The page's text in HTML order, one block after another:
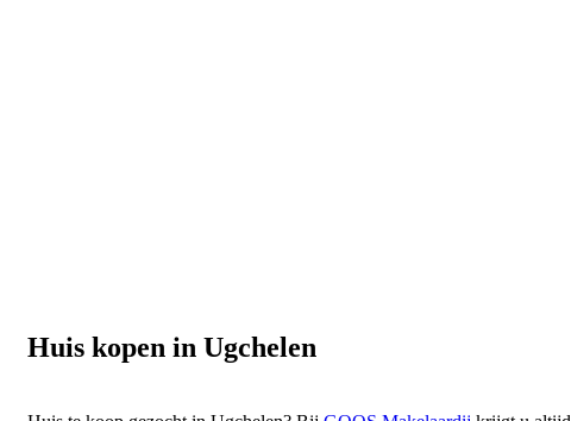
Huis kopen in Ugchelen